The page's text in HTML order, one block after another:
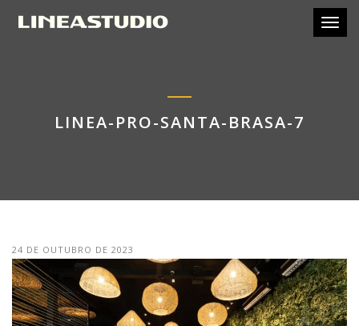
LINEA-PRO-SANTA-BRASA-7
24 DE OUTUBRO DE 2023